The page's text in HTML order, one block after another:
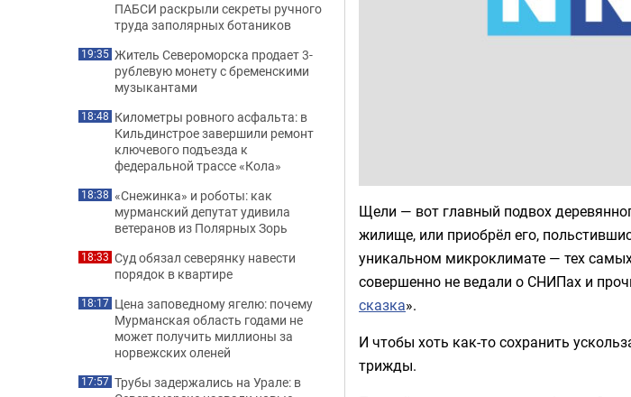
Щели — вот главный подвох
жилище, или приобрёл его,
уникальном микроклимате — тех
совершенно не ведали о СНИПах и
сказка».
И чтобы хоть как-то сохранить
трижды.
ПАБСИ раскрыли секреты ручного
труда заполярных ботаников
19:35 Житель Североморска продает 3-
рублевую монету с бременскими
музыкантами
18:48 Километры ровного асфальта: в
Кильдинстрое завершили ремонт
ключевого подъезда к
федеральной трассе «Кола»
18:38 «Снежинка» и роботы: как
мурманский депутат удивила
ветеранов из Полярных Зорь
18:33 Суд обязал северянку навести
порядок в квартире
18:17 Цена заповедному ягелю: почему
Мурманская область годами не
может получить миллионы за
норвежских оленей
17:57 Трубы задержались на Урале: в